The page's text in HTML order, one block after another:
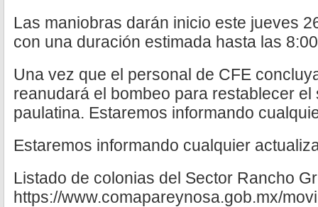
Las maniobras darán inicio este jueves
con una duración estimada hasta las
Una vez que el personal de CFE
reanudará el bombeo para restablecer
paulatina. Estaremos informando
Estaremos informando cualquier
Listado de colonias del Sector Rancho
https://www.comapareynosa.gob.mx/